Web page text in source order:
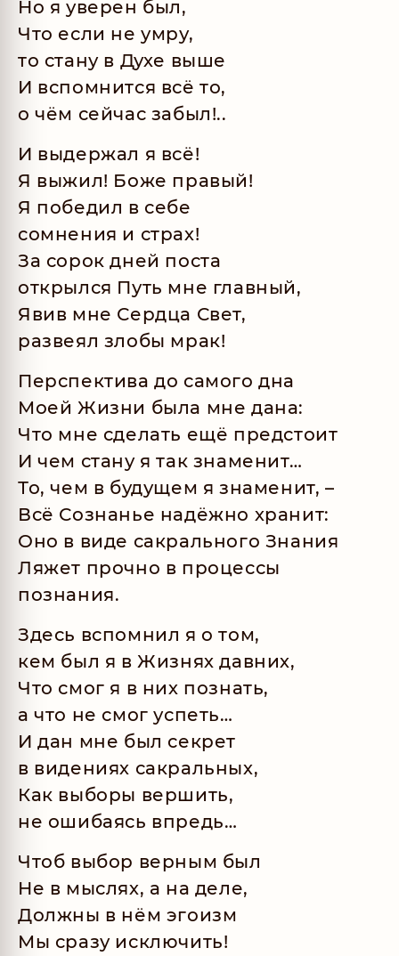
Но я уверен был,
Что если не умру,
то стану в Духе выше
И вспомнится всё то,
о чём сейчас забыл!..
И выдержал я всё!
Я выжил! Боже правый!
Я победил в себе
сомнения и страх!
За сорок дней поста
открылся Путь мне главный,
Явив мне Сердца Свет,
развеял злобы мрак!
Перспектива до самого дна
Моей Жизни была мне дана:
Что мне сделать ещё предстоит
И чем стану я так знаменит…
То, чем в будущем я знаменит, –
Всё Сознанье надёжно хранит:
Оно в виде сакрального Знания
Ляжет прочно в процессы
познания.
Здесь вспомнил я о том,
кем был я в Жизнях давних,
Что смог я в них познать,
а что не смог успеть…
И дан мне был секрет
в видениях сакральных,
Как выборы вершить,
не ошибаясь впредь…
Чтоб выбор верным был
Не в мыслях, а на деле,
Должны в нём эгоизм
Мы сразу исключить!